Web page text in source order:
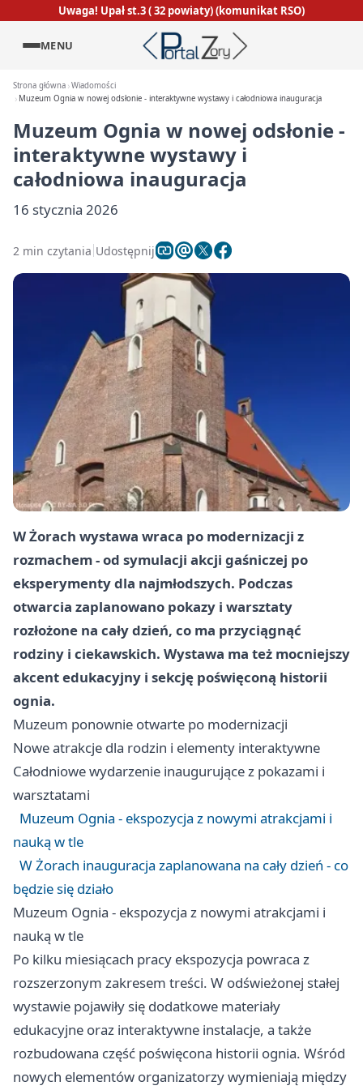
Uwaga! Upał st.3 ( 32 powiaty) (komunikat RSO)
MENU
Strona główna Wiadomości
Muzeum Ognia w nowej odsłonie - interaktywne wystawy i całodniowa inauguracja
Muzeum Ognia w nowej odsłonie -
interaktywne wystawy i
całodniowa inauguracja
16 stycznia 2026
2 min czytania Udostępnij
W Żorach wystawa wraca po modernizacji z
rozmachem - od symulacji akcji gaśniczej po
eksperymenty dla najmłodszych. Podczas
otwarcia zaplanowano pokazy i warsztaty
rozłożone na cały dzień, co ma przyciągnąć
rodziny i ciekawskich. Wystawa ma też mocniejszy
akcent edukacyjny i sekcję poświęconą historii
ognia.
Muzeum ponownie otwarte po modernizacji
Nowe atrakcje dla rodzin i elementy interaktywne
Całodniowe wydarzenie inaugurujące z pokazami i
warsztatami
Muzeum Ognia - ekspozycja z nowymi atrakcjami i
nauką w tle
W Żorach inauguracja zaplanowana na cały dzień - co
będzie się działo
Muzeum Ognia - ekspozycja z nowymi atrakcjami i
nauką w tle
Po kilku miesiącach pracy ekspozycja powraca z
rozszerzonym zakresem treści. W odświeżonej stałej
wystawie pojawiły się dodatkowe materiały
edukacyjne oraz interaktywne instalacje, a także
rozbudowana część poświęcona historii ognia. Wśród
nowych elementów organizatorzy wymieniają między